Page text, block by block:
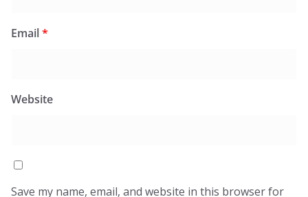
Email*
Website
Save my name, email, and website in this browser for